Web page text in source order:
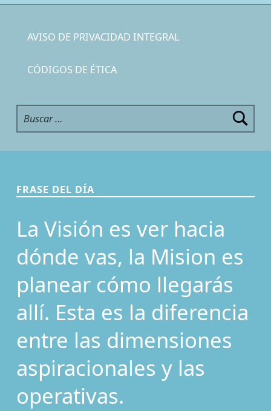
AVISO DE PRIVACIDAD INTEGRAL
CÓDIGOS DE ÉTICA
Buscar:
FRASE DEL DÍA
La Visión es ver hacia
dónde vas, la Mision es
planear cómo llegarás
allí. Esta es la diferencia
entre las dimensiones
aspiracionales y las
operativas.